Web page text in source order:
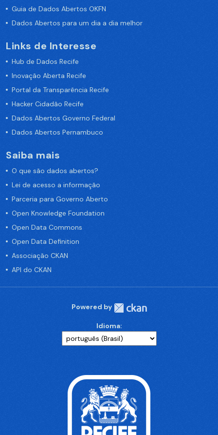
Guia de Dados Abertos OKFN
Dados Abertos para um dia a dia melhor
Links de Interesse
Hub de Dados Recife
Inovação Aberta Recife
Portal da Transparência Recife
Hacker Cidadão Recife
Dados Abertos Governo Federal
Dados Abertos Pernambuco
Saiba mais
O que são dados abertos?
Lei de acesso a informação
Parceria para Governo Aberto
Open Knowledge Foundation
Open Data Commons
Open Data Definition
Associação CKAN
API do CKAN
Powered by
Idioma